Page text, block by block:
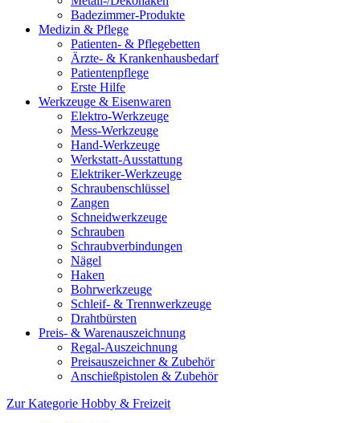
Badezimmer-Produkte
Medizin & Pflege
Patienten- & Pflegebetten
Ärzte- & Krankenhausbedarf
Patientenpflege
Erste Hilfe
Werkzeuge & Eisenwaren
Elektro-Werkzeuge
Mess-Werkzeuge
Hand-Werkzeuge
Werkstatt-Ausstattung
Elektriker-Werkzeuge
Schraubenschlüssel
Zangen
Schneidwerkzeuge
Schrauben
Schraubverbindungen
Nägel
Haken
Bohrwerkzeuge
Schleif- & Trennwerkzeuge
Drahtbürsten
Preis- & Warenauszeichnung
Regal-Auszeichnung
Preisauszeichner & Zubehör
Anschießpistolen & Zubehör
Zur Kategorie Hobby & Freizeit